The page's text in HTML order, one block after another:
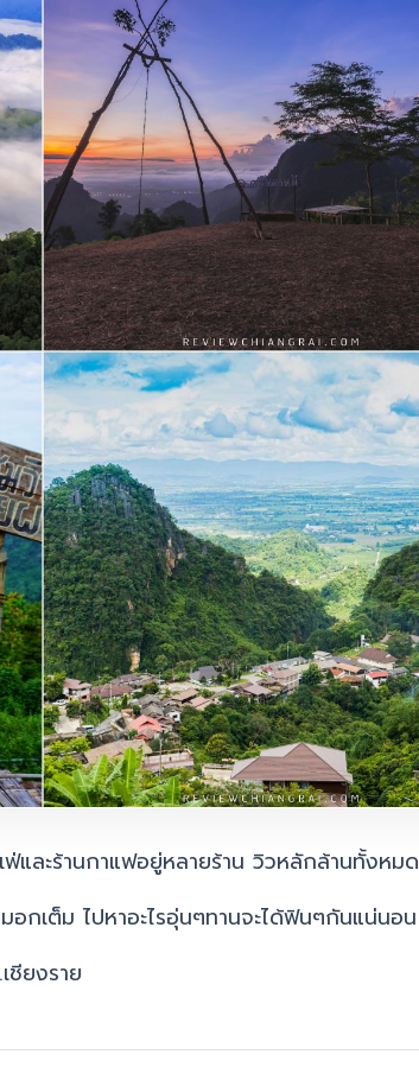
และร้านกาแฟอยู่หลายร้าน วิวหลักล้านทั้งหมด
อกเต็ม ไปหาอะไรอุ่นๆทานจะได้ฟินๆกันแน่นอน
ชียงราย